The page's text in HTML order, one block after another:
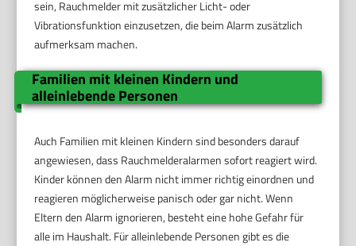
sein, Rauchmelder mit zusätzlicher Licht- oder
Vibrationsfunktion einzusetzen, die beim Alarm zusätzlich
aufmerksam machen.
Familien mit kleinen Kindern und
alleinlebende Personen
Auch Familien mit kleinen Kindern sind besonders darauf
angewiesen, dass Rauchmelderalarmen sofort reagiert wird.
Kinder können den Alarm nicht immer richtig einordnen und
reagieren möglicherweise panisch oder gar nicht. Wenn
Eltern den Alarm ignorieren, besteht eine hohe Gefahr für
alle im Haushalt. Für alleinlebende Personen gibt es die